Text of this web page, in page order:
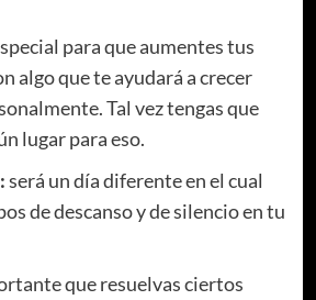
para que aumentes tus
algo que te ayudará a crecer
Tal vez tengas que
lugar para eso.
será un día diferente en el cual
de descanso y de silencio en tu
que resuelvas ciertos